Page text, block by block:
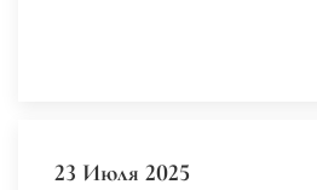
23 Июля 2025